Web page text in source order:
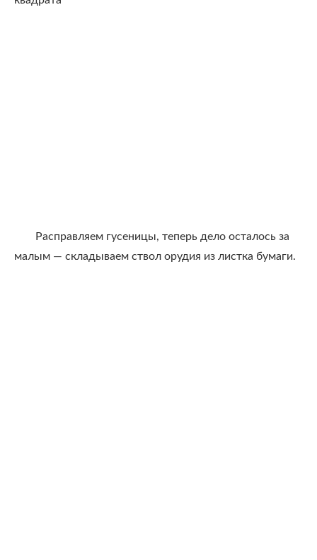
Расправляем гусеницы, теперь дело осталось за
малым — складываем ствол орудия из листка бумаги.